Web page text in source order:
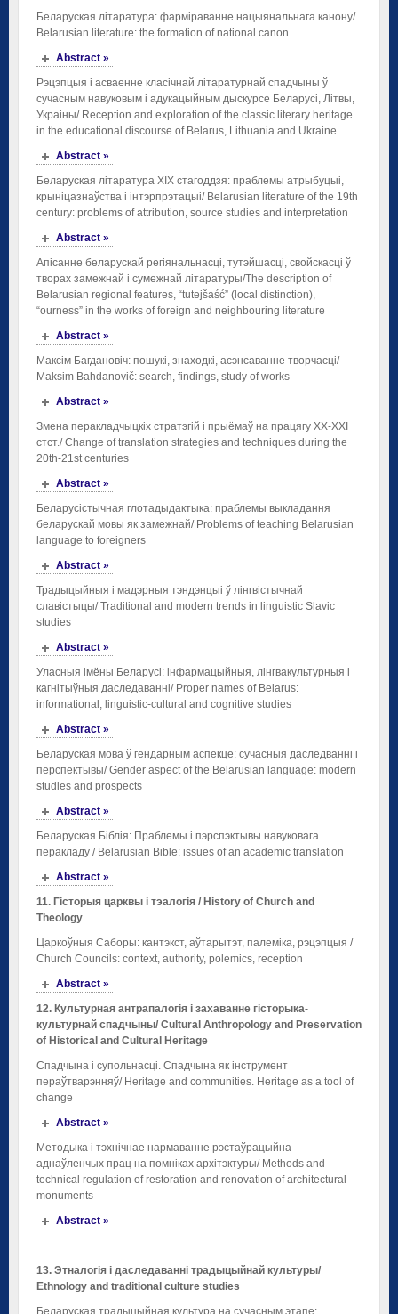
Беларуская літаратура: фарміраванне нацыянальнага канону/
Belarusian literature: the formation of national canon
Abstract »
Рэцэпцыя і асваенне класічнай літаратурнай спадчыны ў
сучасным навуковым і адукацыйным дыскурсе Беларусі, Літвы,
Украіны/ Reception and exploration of the classic literary heritage
in the educational discourse of Belarus, Lithuania and Ukraine
Abstract »
Беларуская літаратура ХІХ стагоддзя: праблемы атрыбуцыі,
крыніцазнаўства і інтэрпрэтацыі/ Belarusian literature of the 19th
century: problems of attribution, source studies and interpretation
Abstract »
Апісанне беларускай регіянальнасці, тутэйшасці, свойскасці ў
творах замежнай і сумежнай літаратуры/The description of
Belarusian regional features, “tutejšaść” (local distinction),
“ourness” in the works of foreign and neighbouring literature
Abstract »
Максім Багдановіч: пошукі, знаходкі, асэнсаванне творчасці/
Maksim Bahdanovič: search, findings, study of works
Abstract »
Змена перакладчыцкіх стратэгій і прыёмаў на працягу ХХ-ХХI
стст./ Change of translation strategies and techniques during the
20th-21st centuries
Abstract »
Беларусістычная глотадыдактыка: праблемы выкладання
беларускай мовы як замежнай/ Problems of teaching Belarusian
language to foreigners
Abstract »
Традыцыйныя і мадэрныя тэндэнцыі ў лінгвістычнай
славістыцы/ Traditional and modern trends in linguistic Slavic
studies
Abstract »
Уласныя імёны Беларусі: інфармацыйныя, лінгвакультурныя і
кагнітыўныя даследаванні/ Proper names of Belarus:
informational, linguistic-cultural and cognitive studies
Abstract »
Беларуская мова ў гендарным аспекце: сучасныя даследванні і
перспектывы/ Gender aspect of the Belarusian language: modern
studies and prospects
Abstract »
Беларуская Біблія: Праблемы і пэрспэктывы навуковага
перакладу / Belarusian Bible: issues of an academic translation
Abstract »
11. Гісторыя царквы і тэалогія / History of Church and
Theology
Царкоўныя Саборы: кантэкст, аўтарытэт, палеміка, рэцэпцыя /
Church Councils: context, authority, polemics, reception
Abstract »
12. Культурная антрапалогія і захаванне гісторыка-
культурнай спадчыны/ Cultural Anthropology and Preservation
of Historical and Cultural Heritage
Спадчына і супольнасці. Спадчына як інструмент
пераўтварэнняў/ Heritage and communities. Heritage as a tool of
change
Abstract »
Методыка і тэхнічнае нармаванне рэстаўрацыйна-
аднаўленчых прац на помніках архітэктуры/ Methods and
technical regulation of restoration and renovation of architectural
monuments
Abstract »
13. Этналогія і даследаванні традыцыйнай культуры/
Ethnology and traditional culture studies
Беларуская традыцыйная культура на сучасным этапе: